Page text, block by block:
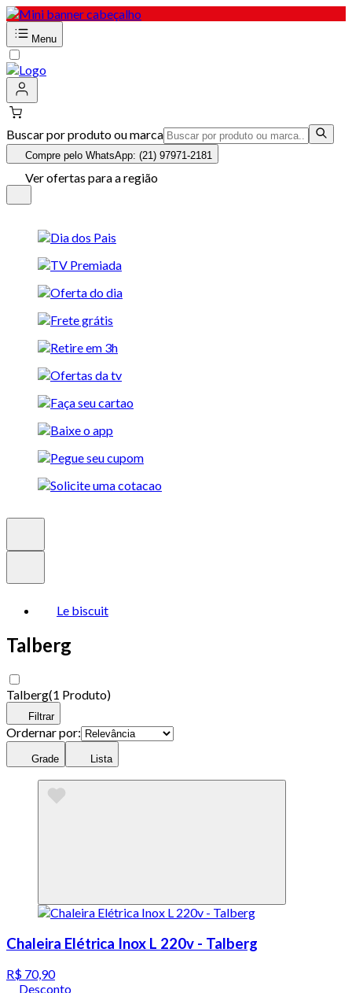
Menu
Buscar por produto ou marca
Compre pelo WhatsApp: (21) 97971-2181
Ver ofertas para a região
Le biscuit
Talberg
Talberg(1 Produto)
Filtrar
Ordernar por:
Grade Lista
Chaleira Elétrica Inox L 220v - Talberg
R$ 70,90
Desconto